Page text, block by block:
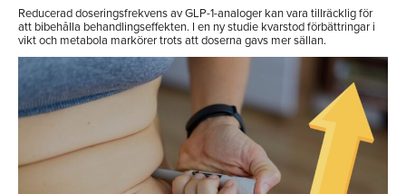
Reducerad doseringsfrekvens av GLP-1-analoger kan vara tillräcklig för
att bibehålla behandlingseffekten. I en ny studie kvarstod förbättringar i
vikt och metabola markörer trots att doserna gavs mer sällan.